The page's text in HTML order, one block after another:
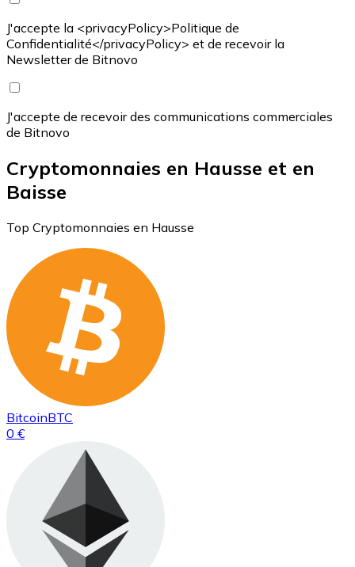
J'accepte la <privacyPolicy>Politique de
Confidentialité</privacyPolicy> et de recevoir la
Newsletter de Bitnovo
J'accepte de recevoir des communications commerciales
de Bitnovo
Cryptomonnaies en Hausse et en
Baisse
Top Cryptomonnaies en Hausse
BitcoinBTC
0 €